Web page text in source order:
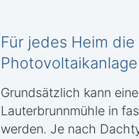
Für jedes Heim
Grundsätzlich kann
Lauterbrunnmühle in
werden. Je nach